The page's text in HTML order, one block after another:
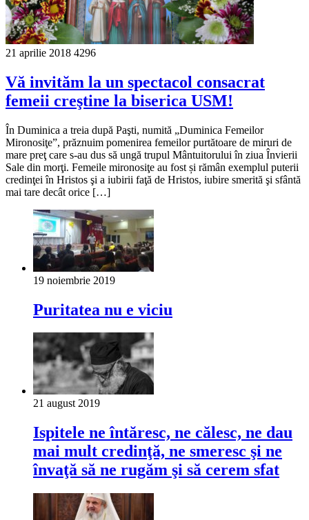
21 aprilie 2018 4296
Vă invităm la un spectacol consacrat
femeii creştine la biserica USM!
În Duminica a treia după Paşti, numită „Duminica Femeilor
Mironosiţe”, prăznuim pomenirea femeilor purtătoare de miruri de
mare preţ care s-au dus să ungă trupul Mântuitorului în ziua Învierii
Sale din morţi. Femeile mironosiţe au fost și rămân exemplul puterii
credinţei în Hristos şi a iubirii faţă de Hristos, iubire smerită şi sfântă
mai tare decât orice […]
19 noiembrie 2019
Puritatea nu e viciu
21 august 2019
Ispitele ne întăresc, ne călesc, ne dau
mai mult credinţă, ne smeresc şi ne
învaţă să ne rugăm şi să cerem sfat